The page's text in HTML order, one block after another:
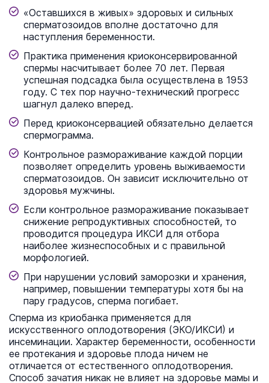
«Оставшихся в живых» здоровых и сильных
сперматозоидов вполне достаточно для
наступления беременности.
Практика применения криоконсервированной
спермы насчитывает более 70 лет. Первая
успешная подсадка была осуществлена в 1953
году. С тех пор научно-технический прогресс
шагнул далеко вперед.
Перед криоконсервацией обязательно делается
спермограмма.
Контрольное размораживание каждой порции
позволяет определить уровень выживаемости
сперматозоидов. Он зависит исключительно от
здоровья мужчины.
Если контрольное размораживание показывает
снижение репродуктивных способностей, то
проводится процедура ИКСИ для отбора
наиболее жизнеспособных и с правильной
морфологией.
При нарушении условий заморозки и хранения,
например, повышении температуры хотя бы на
пару градусов, сперма погибает.
Сперма из криобанка применяется для
искусственного оплодотворения (ЭКО/ИКСИ) и
инсеминации. Характер беременности, особенности
ее протекания и здоровье плода ничем не
отличается от естественного оплодотворения.
Способ зачатия никак не влияет на здоровье мамы и